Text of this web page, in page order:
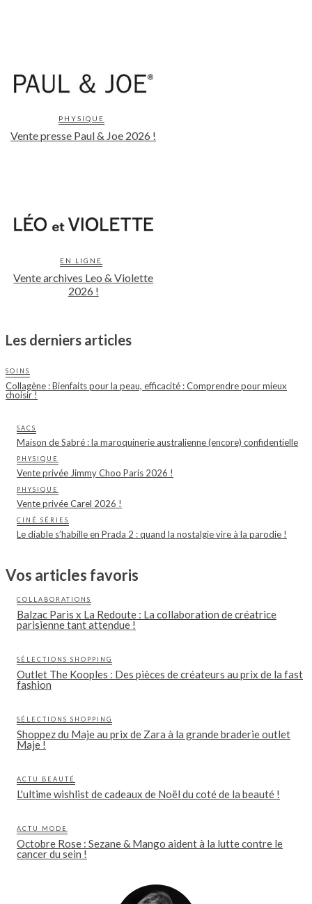
PHYSIQUE
Vente presse Paul & Joe 2026 !
EN LIGNE
Vente archives Leo & Violette
2026 !
Les derniers articles
SOINS
Collagène : Bienfaits pour la peau, efficacité : Comprendre pour mieux
choisir !
SACS
Maison de Sabré : la maroquinerie australienne (encore) confidentielle
PHYSIQUE
Vente privée Jimmy Choo Paris 2026 !
PHYSIQUE
Vente privée Carel 2026 !
CINÉ SÉRIES
Le diable s’habille en Prada 2 : quand la nostalgie vire à la parodie !
Vos articles favoris
COLLABORATIONS
Balzac Paris x La Redoute : La collaboration de créatrice
parisienne tant attendue !
SÉLECTIONS SHOPPING
Outlet The Kooples : Des pièces de créateurs au prix de la fast
fashion
SÉLECTIONS SHOPPING
Shoppez du Maje au prix de Zara à la grande braderie outlet
Maje !
ACTU BEAUTÉ
L'ultime wishlist de cadeaux de Noël du coté de la beauté !
ACTU MODE
Octobre Rose : Sezane & Mango aident à la lutte contre le
cancer du sein !